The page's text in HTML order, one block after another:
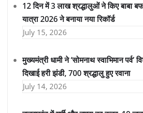
12 दिन में 3 लाख श्रद्धालुओं ने किए बाबा
यात्रा 2026 ने बनाया नया रिकॉर्ड
July 15, 2026
मुख्यमंत्री धामी ने ‘सोमनाथ स्वाभिमान पर्व’
दिखाई हरी झंडी, 700 श्रद्धालु हुए रवाना
July 14, 2026